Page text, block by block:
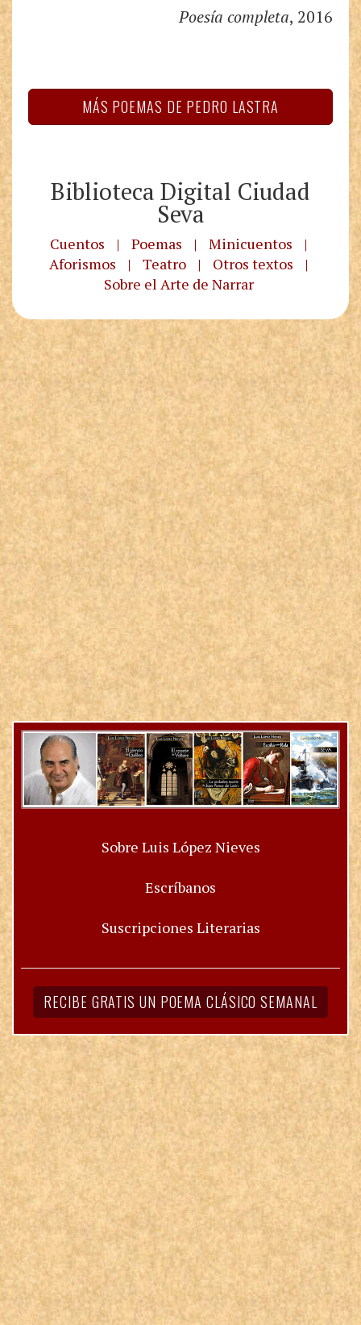
Poesía completa, 2016
MÁS POEMAS DE PEDRO LASTRA
Biblioteca Digital Ciudad
Seva
Cuentos | Poemas | Minicuentos
|
Aforismos
| Teatro | Otros textos
|
Sobre el Arte de Narrar
Sobre Luis López Nieves
Escríbanos
Suscripciones Literarias
RECIBE GRATIS UN POEMA CLÁSICO SEMANAL